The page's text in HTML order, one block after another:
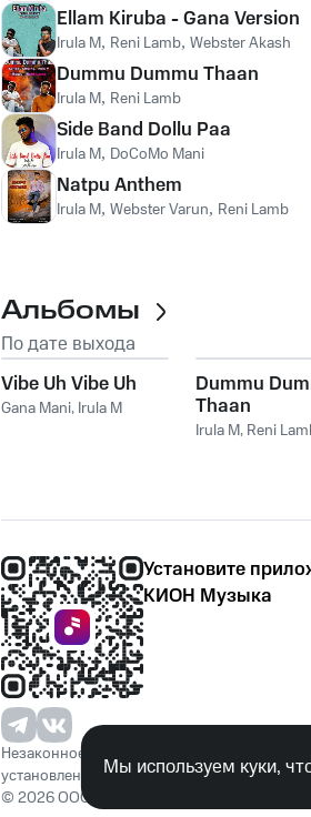
Ellam Kiruba - Gana Version
Irula M, Reni Lamb, Webster Akash
Dummu Dummu Thaan
Irula M, Reni Lamb
Side Band Dollu Paa
Irula M, DoCoMo Mani
Natpu Anthem
Irula M, Webster Varun, Reni Lamb
Альбомы
По дате выхода
Vibe Uh Vibe Uh
Gana Mani, Irula M
Dummu
Thaan
Irula M, Reni
Установите
КИОН Музыка
Незаконное потребление наркотических
установленную законодательством
© 2026 ООО «КИОН». Все права защищены
Мы используем куки,